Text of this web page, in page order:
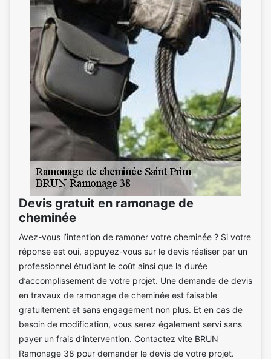
Devis gratuit en ramonage de
cheminée
Avez-vous l’intention de ramoner votre cheminée ? Si votre
réponse est oui, appuyez-vous sur le devis réaliser par un
professionnel étudiant le coût ainsi que la durée
d’accomplissement de votre projet. Une demande de devis
en travaux de ramonage de cheminée est faisable
gratuitement et sans engagement non plus. Et en cas de
besoin de modification, vous serez également servi sans
payer un frais d’intervention. Contactez vite BRUN
Ramonage 38 pour demander le devis de votre projet.